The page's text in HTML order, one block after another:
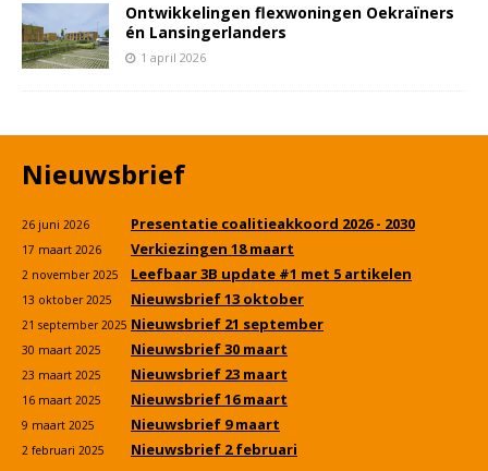
Ontwikkelingen flexwoningen Oekraïners
én Lansingerlanders
1 april 2026
Nieuwsbrief
26 juni 2026 Presentatie coalitieakkoord 2026 - 2030
17 maart 2026 Verkiezingen 18 maart
2 november 2025 Leefbaar 3B update #1 met 5 artikelen
13 oktober 2025 Nieuwsbrief 13 oktober
21 september 2025 Nieuwsbrief 21 september
30 maart 2025 Nieuwsbrief 30 maart
23 maart 2025 Nieuwsbrief 23 maart
16 maart 2025 Nieuwsbrief 16 maart
9 maart 2025 Nieuwsbrief 9 maart
2 februari 2025 Nieuwsbrief 2 februari